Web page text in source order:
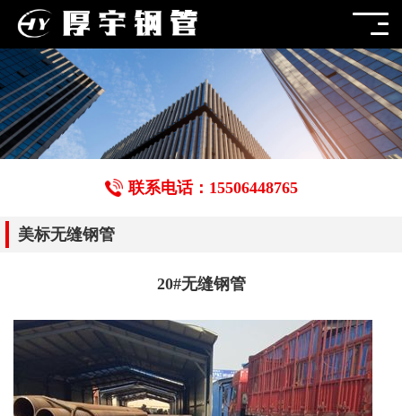
联系电话：15506448765
美标无缝钢管
20#无缝钢管